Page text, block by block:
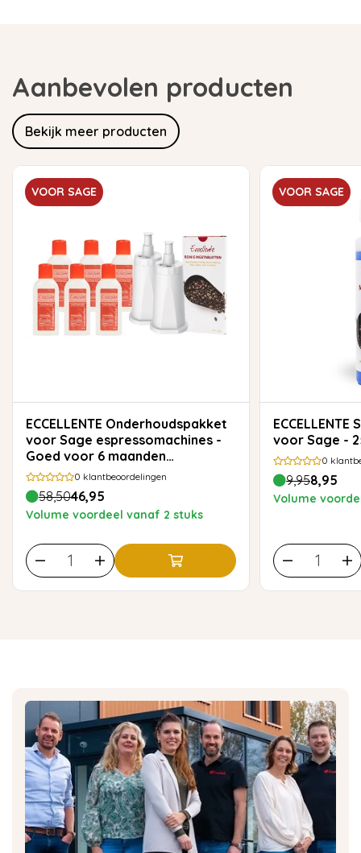
Aanbevolen producten
Bekijk meer producten
VOOR SAGE
ECCELLENTE Onderhoudspakket
voor Sage espressomachines -
Goed voor 6 maanden
onderhoud
0 klantbeoordelingen
58,5046,95
Volume voordeel vanaf 2 stuks
VOOR SAGE
ECCELLENTE Stoompijpreiniger
voor Sage -
0
9,958,95
Volume